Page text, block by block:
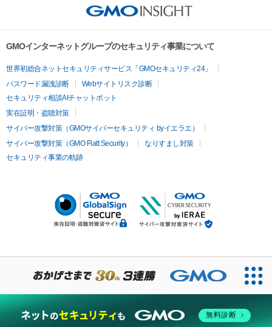
GMOインターネットグループのセキュリティ事業について
世界初総合ネットセキュリティサービス「GMOセキュリティ24」
パスワード漏洩診断
Webサイトリスク診断
セキュリティ相談AIチャットボット
実在証明・盗聴対策
サイバー攻撃対策（GMOサイバーセキュリティ byイエラエ）
サイバー攻撃対策（GMO Flatt Security）
なりすまし対策
セキュリティ事業の軌跡
無料診断